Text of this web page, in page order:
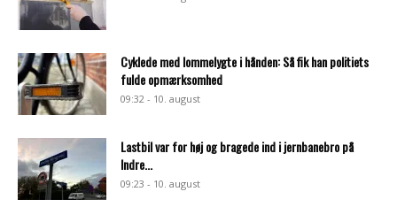
Cyklede med lommelygte i hånden: Så fik han politiets
fulde opmærksomhed
09:32 - 10. august
Lastbil var for høj og bragede ind i jernbanebro på
Indre...
09:23 - 10. august